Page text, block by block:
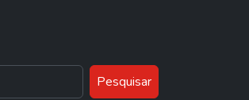
Pesquisar